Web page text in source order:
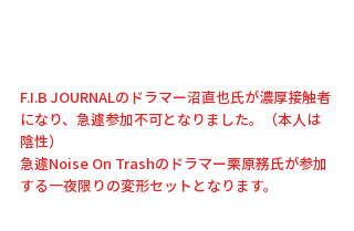
F.I.B JOURNALのドラマー沼直也氏が濃厚接触者
になり、急遽参加不可となりました。（本人は
陰性）
急遽Noise On Trashのドラマー栗原務氏が参加
する一夜限りの変形セットとなります。